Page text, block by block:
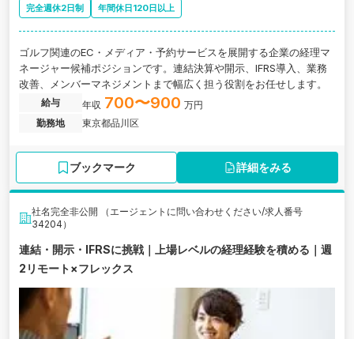
完全週休2日制
年間休日120日以上
ゴルフ関連のEC・メディア・予約サービスを展開する企業の経理マ
ネージャー候補ポジションです。連結決算や開示、IFRS導入、業務
改善、メンバーマネジメントまで幅広く担う役割をお任せします。
給与 年収 700〜900 万円
勤務地
東京都品川区
ブックマーク 詳細をみる
社名完全非公開 （エージェントに問い合わせください/求人番号
34204）
連結・開示・IFRSに挑戦｜上場レベルの経理経験を積める｜週
2リモート×フレックス